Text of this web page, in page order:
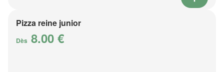
Pizza reine junior
Dès 8.00 €